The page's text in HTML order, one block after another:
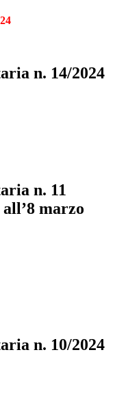
n. 14/2024
n. 11
marzo
n. 10/2024